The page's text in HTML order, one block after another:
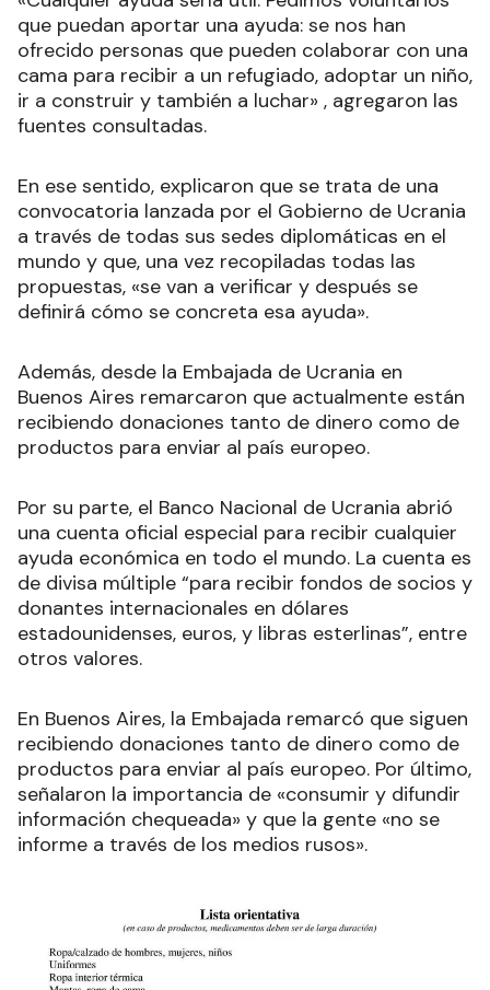
que puedan aportar una ayuda: se nos han
ofrecido personas que pueden colaborar con una
cama para recibir a un refugiado, adoptar un niño,
ir a construir y también a luchar» , agregaron las
fuentes consultadas.
En ese sentido, explicaron que se trata de una
convocatoria lanzada por el Gobierno de Ucrania
a través de todas sus sedes diplomáticas en el
mundo y que, una vez recopiladas todas las
propuestas, «se van a verificar y después se
definirá cómo se concreta esa ayuda».
Además, desde la Embajada de Ucrania en
Buenos Aires remarcaron que actualmente están
recibiendo donaciones tanto de dinero como de
productos para enviar al país europeo.
Por su parte, el Banco Nacional de Ucrania abrió
una cuenta oficial especial para recibir cualquier
ayuda económica en todo el mundo. La cuenta es
de divisa múltiple “para recibir fondos de socios y
donantes internacionales en dólares
estadounidenses, euros, y libras esterlinas”, entre
otros valores.
En Buenos Aires, la Embajada remarcó que siguen
recibiendo donaciones tanto de dinero como de
productos para enviar al país europeo. Por último,
señalaron la importancia de «consumir y difundir
información chequeada» y que la gente «no se
informe a través de los medios rusos».